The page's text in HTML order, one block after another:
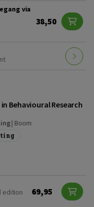
via
38,50
Behavioural Research
| Boom
edition
69,95